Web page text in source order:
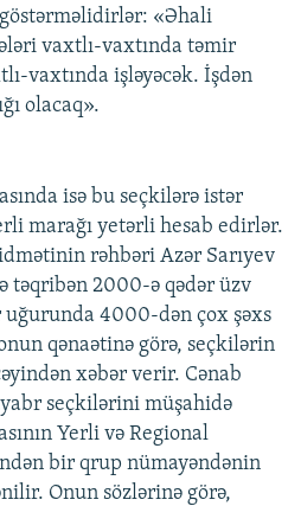
«Əhali
vaxtlı-vaxtında təmir
vaxtında işləyəcək. İşdən
olacaq».
isə bu seçkilərə istər
marağı yetərli hesab edirlər.
rəhbəri Azər Sarıyev
təqribən 2000-ə qədər üzv
4000-dən çox şəxs
qənaətinə görə, seçkilərin
xəbər verir. Cənab
seçkilərini müşahidə
Yerli və Regional
bir qrup nümayəndənin
Onun sözlərinə görə,